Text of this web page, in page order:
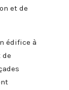
et de
édifice à
de